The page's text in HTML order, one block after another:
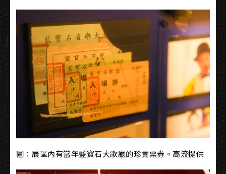
圖：展區內有當年藍寶石大歌廳的珍貴票券。高流提供